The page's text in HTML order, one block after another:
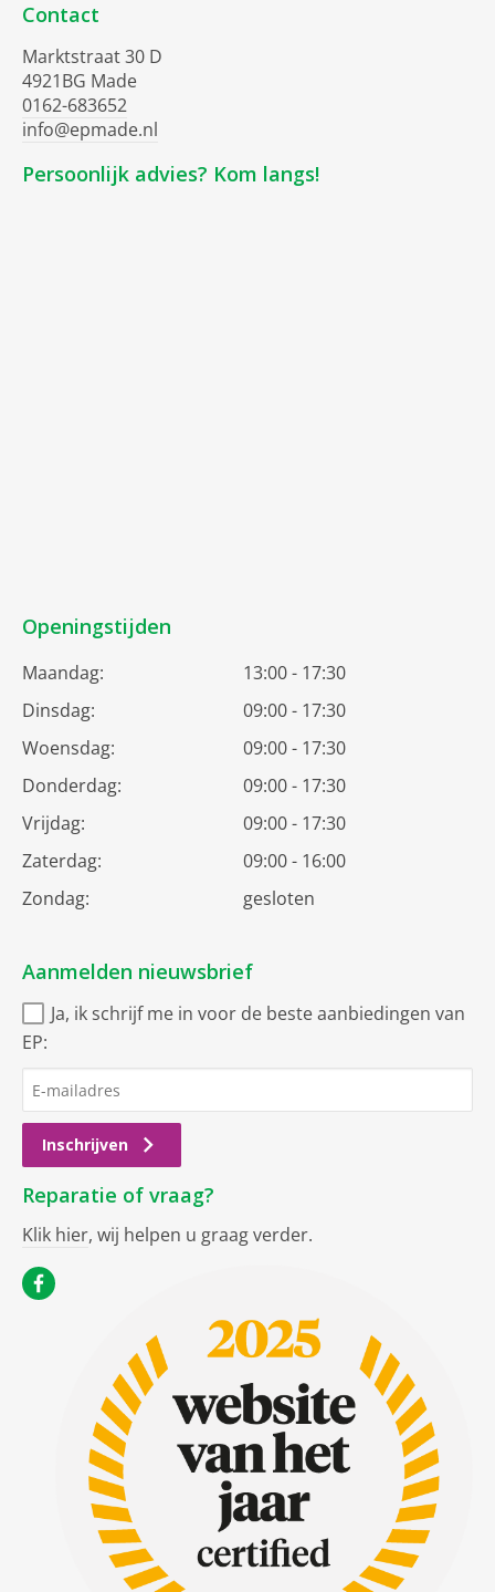
Contact
Marktstraat 30 D
4921BG Made
0162-683652
info@epmade.nl
Persoonlijk advies? Kom langs!
Openingstijden
Maandag:
13:00 - 17:30
Dinsdag:
09:00 - 17:30
Woensdag:
09:00 - 17:30
Donderdag:
09:00 - 17:30
Vrijdag:
09:00 - 17:30
Zaterdag:
09:00 - 16:00
Zondag:
gesloten
Aanmelden nieuwsbrief
Ja, ik schrijf me in voor de beste aanbiedingen van
EP:
Inschrijven
Reparatie of vraag?
Klik hier, wij helpen u graag verder.